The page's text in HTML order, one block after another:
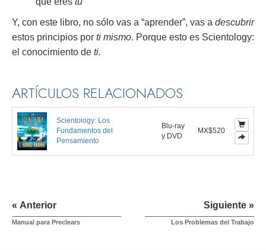
Y, con este libro, no sólo vas a “aprender”, vas a descubrir
estos principios por ti mismo. Porque esto es Scientology:
el conocimiento de ti.
ARTÍCULOS RELACIONADOS
Scientology: Los
Fundamentos del
Pensamiento
Blu-ray
y DVD
MX$520
« Anterior
Manual para Preclears
Siguiente »
Los Problemas del Trabajo